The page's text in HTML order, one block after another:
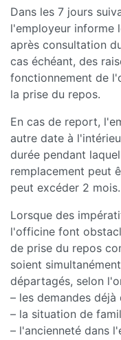
Dans les 7 jours
l'employeur informe
après consultation
cas échéant, des
fonctionnement de
la prise du repos.
En cas de report,
autre date à
durée pendant
remplacement peut
peut excéder 2 mois.
Lorsque des
l'officine font
de prise du repos
soient
départagés, selon
– les demandes
– la situation de
– l'ancienneté dans